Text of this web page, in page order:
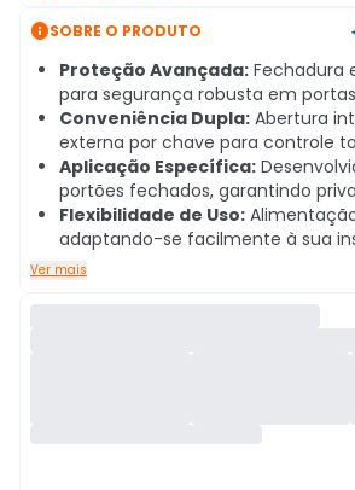
SOBRE O PRODUTO
Proteção Avançada: Fechadura
para segurança robusta em
Conveniência Dupla: Abertura
externa por chave para controle
Aplicação Específica:
portões fechados, garantindo
Flexibilidade de Uso: Alimentação
adaptando-se facilmente à sua
Ver mais